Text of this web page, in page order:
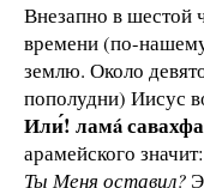
Внезапно в шестой
времени (по-
землю. Около
пополудни) Иисус
Или́! ламá
арамейского значит:
Ты Меня оставил?